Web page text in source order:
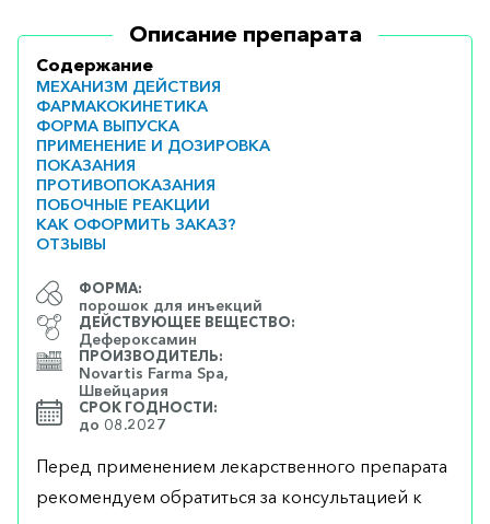
Описание препарата
Содержание
МЕХАНИЗМ ДЕЙСТВИЯ
ФАРМАКОКИНЕТИКА
ФОРМА ВЫПУСКА
ПРИМЕНЕНИЕ И ДОЗИРОВКА
ПОКАЗАНИЯ
ПРОТИВОПОКАЗАНИЯ
ПОБОЧНЫЕ РЕАКЦИИ
КАК ОФОРМИТЬ ЗАКАЗ?
ОТЗЫВЫ
ФОРМА:
порошок для инъекций
ДЕЙСТВУЮЩЕЕ ВЕЩЕСТВО:
Дефероксамин
ПРОИЗВОДИТЕЛЬ:
Novartis Farma Spa,
Швейцария
СРОК ГОДНОСТИ:
до 08.2027
Перед применением лекарственного препарата
рекомендуем обратиться за консультацией к